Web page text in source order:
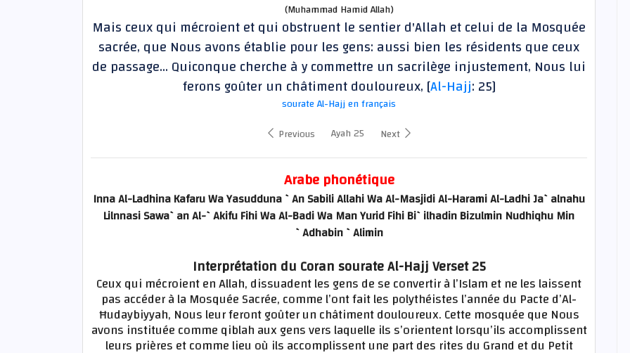
(Muhammad Hamid Allah)
Mais ceux qui mécroient et qui obstruent le sentier d'Allah et celui de la Mosquée
sacrée, que Nous avons établie pour les gens: aussi bien les résidents que ceux
de passage... Quiconque cherche à y commettre un sacrilège injustement, Nous lui
ferons goûter un châtiment douloureux, [Al-Hajj: 25]
sourate Al-Hajj en français
Previous
Ayah 25 Next
Arabe phonétique
Inna Al-Ladhina Kafaru Wa Yasudduna `An Sabili Allahi Wa Al-Masjidi Al-Harami Al-Ladhi Ja`alnahu
Lilnnasi Sawa`an Al-`Akifu Fihi Wa Al-Badi Wa Man Yurid Fihi Bi`ilhadin Bizulmin Nudhiqhu Min
`Adhabin `Alimin
Interprétation du Coran sourate Al-Hajj Verset 25
Ceux qui mécroient en Allah, dissuadent les gens de se convertir à l’Islam et ne les laissent
pas accéder à la Mosquée Sacrée, comme l’ont fait les polythéistes l’année du Pacte d’Al-
Ħudaybiyyah, Nous leur feront goûter un châtiment douloureux. Cette mosquée que Nous
avons instituée comme qiblah aux gens vers laquelle ils s’orientent lorsqu’ils accomplissent
leurs prières et comme lieu où ils accomplissent une part des rites du Grand et du Petit